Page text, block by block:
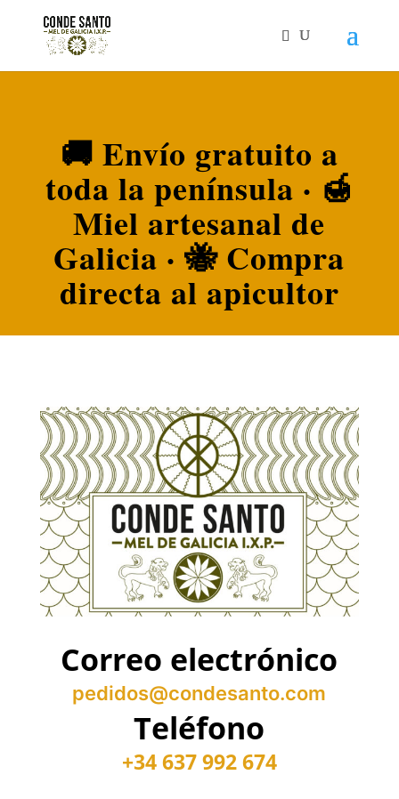
🚚 Envío gratuito a
toda la península · 🍯
Miel artesanal de
Galicia · 🐝 Compra
directa al apicultor
Correo electrónico
pedidos@condesanto.com
Teléfono
+34 637 992 674